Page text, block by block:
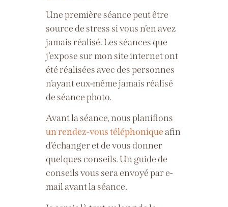
Une première séance peut être
source de stress si vous n’en avez
jamais réalisé. Les séances que
j’expose sur mon site internet ont
été réalisées avec des personnes
n’ayant eux-même jamais réalisé
de séance photo.
Avant la séance, nous planifions
un rendez-vous téléphoniqueafin
d’échanger et de vous donner
quelques conseils. Un guide de
conseils vous sera envoyé par e-
mail avant la séance.